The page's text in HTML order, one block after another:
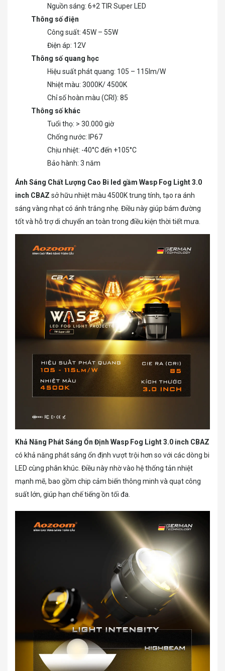
Nguồn sáng: 6+2 TIR Super LED
Thông số điện
Công suất: 45W – 55W
Điện áp: 12V
Thông số quang học
Hiệu suất phát quang: 105 – 115lm/W
Nhiệt màu: 3000K/ 4500K
Chỉ số hoàn màu (CRI): 85
Thông số khác
Tuổi thọ: > 30.000 giờ
Chống nước: IP67
Chịu nhiệt: -40°C đến +105°C
Bảo hành: 3 năm
Ánh Sáng Chất Lượng Cao Bi led gầm Wasp Fog Light 3.0
inch CBAZ sở hữu nhiệt màu 4500K trung tính, tạo ra ánh
sáng vàng nhạt có ánh trắng nhẹ. Điều này giúp bám đường
tốt và hỗ trợ di chuyển an toàn trong điều kiện thời tiết mưa.
Khả Năng Phát Sáng Ổn Định Wasp Fog Light 3.0 inch CBAZ
có khả năng phát sáng ổn định vượt trội hơn so với các dòng bi
LED cùng phân khúc. Điều này nhờ vào hệ thống tản nhiệt
mạnh mẽ, bao gồm chip cảm biến thông minh và quạt công
suất lớn, giúp hạn chế tiếng ồn tối đa.